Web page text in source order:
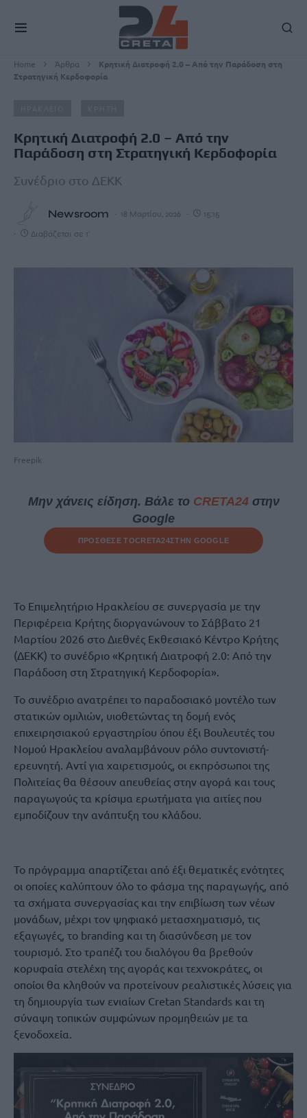
Home Άρθρα
Κρητική Διατροφή 2.0 – Από την Παράδοση στη
Στρατηγική Κερδοφορία
Κρητική Διατροφή 2.0 – Από την
Παράδοση στη Στρατηγική Κερδοφορία
Συνέδριο στο ΔΕΚΚ
Newsroom 18 Μαρτίου, 2026 15:15
Διαβάζεται σε 1'
Freepik
Μην χάνεις είδηση. Βάλε το CRETA24στην
Google
ΠΡΟΣΘΕΣΕ ΤΟCRETA24ΣΤΗΝ GOOGLE
Το Επιμελητήριο Ηρακλείου σε συνεργασία με την
Περιφέρεια Κρήτης διοργανώνουν το Σάββατο 21
Μαρτίου 2026 στο Διεθνές Εκθεσιακό Κέντρο Κρήτης
(ΔΕΚΚ) το συνέδριο «Κρητική Διατροφή 2.0: Από την
Παράδοση στη Στρατηγική Κερδοφορία».
Το συνέδριο ανατρέπει το παραδοσιακό μοντέλο των
στατικών ομιλιών, υιοθετώντας τη δομή ενός
επιχειρησιακού εργαστηρίου όπου έξι Βουλευτές του
Νομού Ηρακλείου αναλαμβάνουν ρόλο συντονιστή-
ερευνητή. Αντί για χαιρετισμούς, οι εκπρόσωποι της
Πολιτείας θα θέσουν απευθείας στην αγορά και τους
παραγωγούς τα κρίσιμα ερωτήματα για αιτίες που
εμποδίζουν την ανάπτυξη του κλάδου.
Το πρόγραμμα απαρτίζεται από έξι θεματικές ενότητες
οι οποίες καλύπτουν όλο το φάσμα της παραγωγής, από
τα σχήματα συνεργασίας και την επιβίωση των νέων
μονάδων, μέχρι τον ψηφιακό μετασχηματισμό, τις
εξαγωγές, το branding και τη διασύνδεση με τον
τουρισμό. Στο τραπέζι του διαλόγου θα βρεθούν
κορυφαία στελέχη της αγοράς και τεχνοκράτες, οι
οποίοι θα κληθούν να προτείνουν ρεαλιστικές λύσεις για
τη δημιουργία των ενιαίων Cretan Standards και τη
σύναψη τοπικών συμφώνων προμηθειών με τα
ξενοδοχεία.